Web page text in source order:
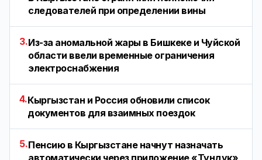
следователей при определении вины
3.Из-за аномальной жары в Бишкеке и Чуйской
области ввели временные ограничения
электроснабжения
4.Кыргызстан и Россия обновили список
документов для взаимных поездок
5.Пенсию в Кыргызстане начнут назначать